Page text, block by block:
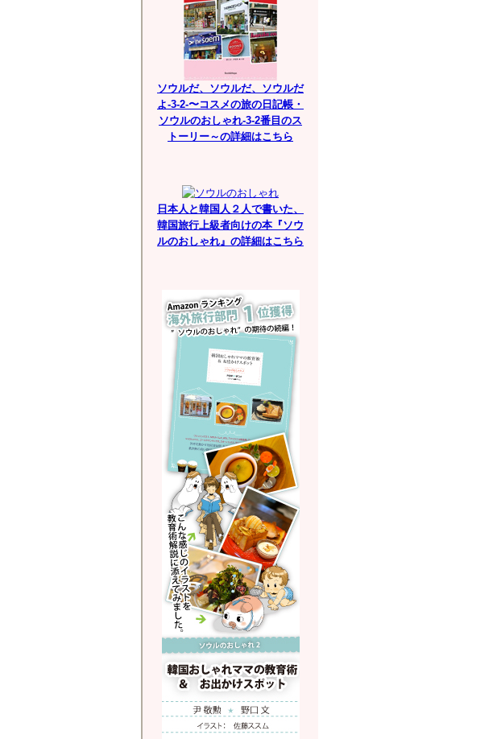
ソウルだ、ソウルだ、ソウルだ
よ-3-2-〜コスメの旅の日記帳・
ソウルのおしゃれ-3-2番目のス
トーリー～の詳細はこちら
日本人と韓国人２人で書いた、
韓国旅行上級者向けの本『ソウ
ルのおしゃれ』の詳細はこちら